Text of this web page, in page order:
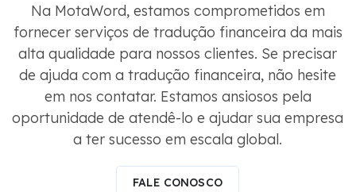
Na MotaWord, estamos comprometidos em
fornecer serviços de tradução financeira da mais
alta qualidade para nossos clientes. Se precisar
de ajuda com a tradução financeira, não hesite
em nos contatar. Estamos ansiosos pela
oportunidade de atendê-lo e ajudar sua empresa
a ter sucesso em escala global.
FALE CONOSCO